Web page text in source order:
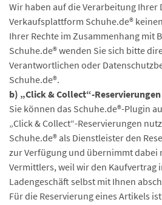
Wir haben auf die Verarbeitung Ihrer
Verkaufsplattform Schuhe.de®
Ihrer Rechte im Zusammenhang mit
Schuhe.de® wenden Sie sich bitte
Verantwortlichen oder
Schuhe.de®.
b) „Click & Collect“-Reservierungen
Sie können das Schuhe.de®-Plugin
„Click & Collect“-Reservierungen
Schuhe.de® als Dienstleister den
zur Verfügung und übernimmt dabei
Vermittlers, weil wir den Kaufvertrag
Ladengeschäft selbst mit Ihnen
Für die Reservierung eines Artikels